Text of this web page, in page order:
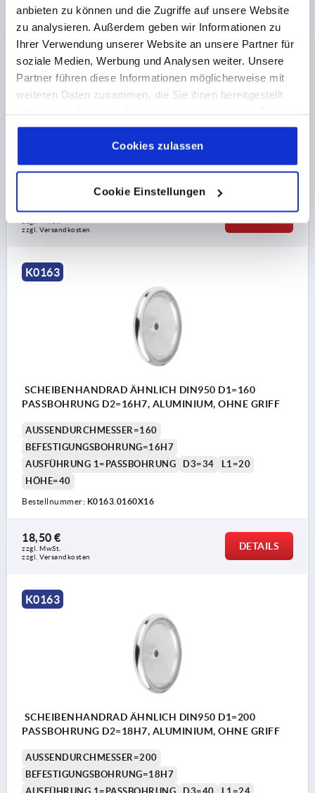
anbieten zu können und die Zugriffe auf unsere Website
zu analysieren. Außerdem geben wir Informationen zu
Ihrer Verwendung unserer Website an unsere Partner für
soziale Medien, Werbung und Analysen weiter. Unsere
Partner führen diese Informationen möglicherweise mit
weiteren Daten zusammen, die Sie ihnen bereitgestellt
gesammelt haben.Cookie Richtlinien
Datenschutz|AGB
Cookies zulassen
Cookie Einstellungen
SCHEIBENHANDRAD ÄHNLICH DIN950 D1=160
PASSBOHRUNG D2=14H7, ALUMINIUM, OHNE GRIFF
Bestellnummer:K0163.0160X14
18,50 €
zzgl. Versandkosten
K0163
SCHEIBENHANDRAD ÄHNLICH DIN950 D1=160
PASSBOHRUNG D2=16H7, ALUMINIUM, OHNE GRIFF
AUSSENDURCHMESSER=160
BEFESTIGUNGSBOHRUNG=16H7
AUSFÜHRUNG 1=PASSBOHRUNG
D3=34
L1=20
HÖHE=40
Bestellnummer: K0163.0160X16
18,50 €
zzgl. MwSt.
zzgl. Versandkosten
DETAILS
K0163
SCHEIBENHANDRAD ÄHNLICH DIN950 D1=200
PASSBOHRUNG D2=18H7, ALUMINIUM, OHNE GRIFF
AUSSENDURCHMESSER=200
BEFESTIGUNGSBOHRUNG=18H7